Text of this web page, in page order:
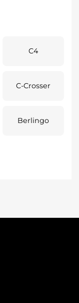
C4
C-Crosser
Berlingo